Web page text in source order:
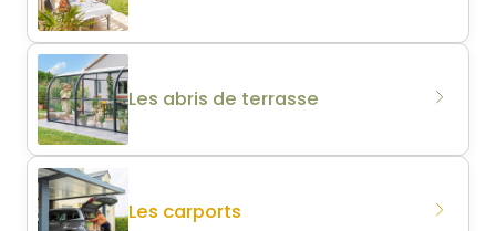
Les abris de terrasse
Les carports